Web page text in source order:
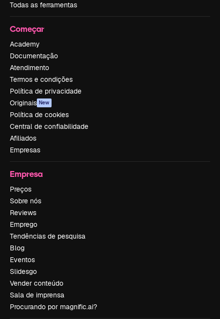
Todas as ferramentas
Começar
Academy
Documentação
Atendimento
Termos e condições
Política de privacidade
Originais New
Política de cookies
Central de confiabilidade
Afiliados
Empresas
Empresa
Preços
Sobre nós
Reviews
Emprego
Tendências de pesquisa
Blog
Eventos
Slidesgo
Vender conteúdo
Sala de imprensa
Procurando por magnific.ai?